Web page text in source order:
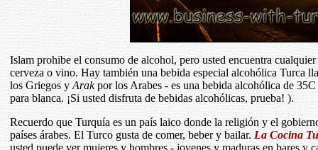
Islam prohibe el consumo de alcohol, pero usted encuentra
cerveza o vino. Hay también una bebida especial alcohólica Turca
los Griegos y Arakpor los Arabes - es una bebida alcohólica de
para blanca. ¡Si usted disfruta de bebidas alcohólicas, prueba! ).
Recuerdo que Turquía es un país laico donde la religión y el
países árabes. El Turco gusta de comer, beber y bailar. La Cocina
usted puede ver mujeres y hombres - jovenes y maduras en bares y